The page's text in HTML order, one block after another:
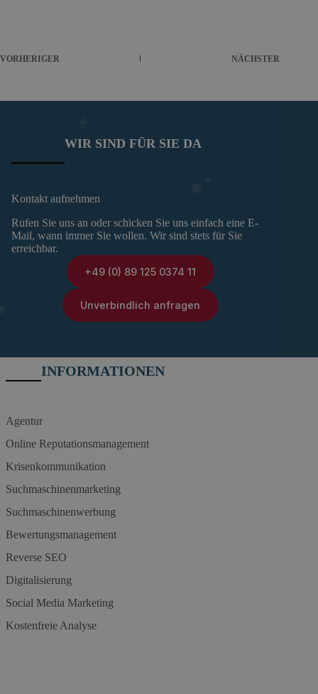
VORHERIGER NÄCHSTER
WIR SIND FÜR SIE DA
Kontakt aufnehmen
Rufen Sie uns an oder schicken Sie uns einfach eine E-
Mail, wann immer Sie wollen. Wir sind stets für Sie
erreichbar.
+49 (0) 89 125 0374 11
Unverbindlich anfragen
INFORMATIONEN
Agentur
Online Reputationsmanagement
Krisenkommunikation
Suchmaschinenmarketing
Suchmaschinenwerbung
Bewertungsmanagement
Reverse SEO
Digitalisierung
Social Media Marketing
Kostenfreie Analyse